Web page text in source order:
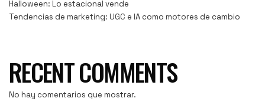
Halloween: Lo estacional vende
Tendencias de marketing: UGC e IA como motores de cambio
RECENT COMMENTS
No hay comentarios que mostrar.